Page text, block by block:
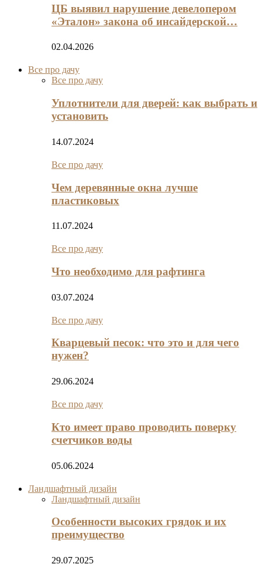
ЦБ выявил нарушение девелопером
«Эталон» закона об инсайдерской…
02.04.2026
Все про дачу
Все про дачу
Уплотнители для дверей: как выбрать и
установить
14.07.2024
Все про дачу
Чем деревянные окна лучше
пластиковых
11.07.2024
Все про дачу
Что необходимо для рафтинга
03.07.2024
Все про дачу
Кварцевый песок: что это и для чего
нужен?
29.06.2024
Все про дачу
Кто имеет право проводить поверку
счетчиков воды
05.06.2024
Ландшафтный дизайн
Ландшафтный дизайн
Особенности высоких грядок и их
преимущество
29.07.2025